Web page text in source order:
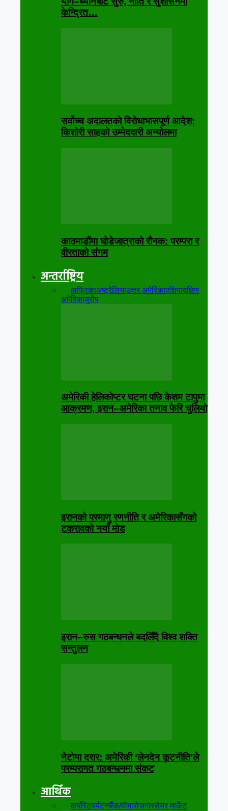
केन्द्रित…
सर्वोच्च अदालतको विरोधाभासपूर्ण आदेश:
किशोरी साहको उम्मेदवारी अन्योलमा
काठमाडौंमा घोडेजात्राको रौनक: परम्परा र
वीरताको संगम
अन्तर्राष्ट्रिय
अफ्रिकाअष्ट्रेलियाउत्तर अमेरिकाएशियादक्षिण
अमेरिकायुरोप
अमेरिकी हेलिकोप्टर घटना पछि केशम टापुमा
आक्रमण, इरान–अमेरिका तनाव फेरि चुलियो
इरानको परमाणु रणनीति र अमेरिकासँगको
टकरावको नयाँ मोड
इरान–रुस गठबन्धनले बदलिँदै विश्व शक्ति
सन्तुलन
नेटोमा दरार: अमेरिकी ‘लेनदेन कूटनीति’ले
परम्परागत गठबन्धनमा संकट
आर्थिक
सबैकर्पोरेटपर्यटनबैँक/वीमारोजगारसेयर मार्केट